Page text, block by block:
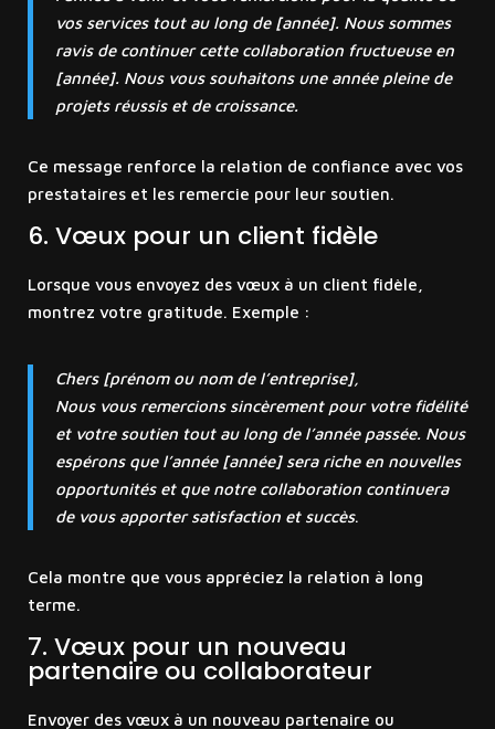
vos services tout au long de [année]. Nous sommes
ravis de continuer cette collaboration fructueuse en
[année]. Nous vous souhaitons une année pleine de
projets réussis et de croissance.
Ce message renforce la relation de confiance avec vos
prestataires et les remercie pour leur soutien.
6. Vœux pour un client fidèle
Lorsque vous envoyez des vœux à un client fidèle,
montrez votre gratitude. Exemple :
Chers [prénom ou nom de l’entreprise],
Nous vous remercions sincèrement pour votre fidélité
et votre soutien tout au long de l’année passée. Nous
espérons que l’année [année] sera riche en nouvelles
opportunités et que notre collaboration continuera
de vous apporter satisfaction et succès.
Cela montre que vous appréciez la relation à long
terme.
7. Vœux pour un nouveau
partenaire ou collaborateur
Envoyer des vœux à un nouveau partenaire ou